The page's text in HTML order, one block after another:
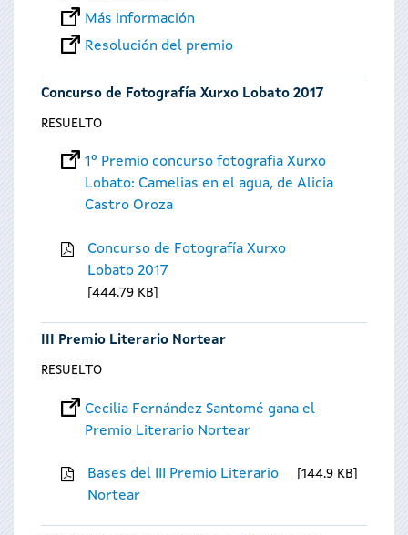
Más información
Resolución del premio
Concurso de Fotografía Xurxo Lobato 2017
RESUELTO
1º Premio concurso fotografia Xurxo
Lobato: Camelias en el agua, de Alicia
Castro Oroza
Concurso de Fotografía Xurxo
Lobato 2017
444.79 KB
III Premio Literario Nortear
RESUELTO
Cecilia Fernández Santomé gana el
Premio Literario Nortear
Bases del III Premio Literario
Nortear
144.9 KB